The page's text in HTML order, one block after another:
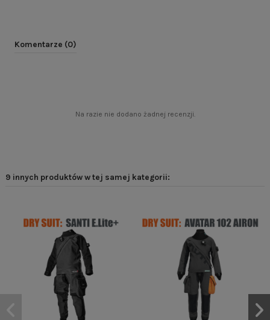
Komentarze (0)
Na razie nie dodano żadnej recenzji.
9 innych produktów w tej samej kategorii: